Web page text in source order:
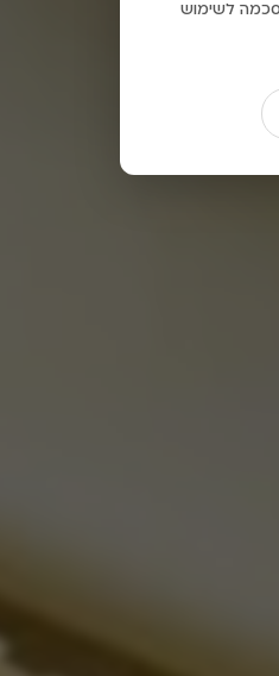
לשימוש